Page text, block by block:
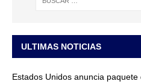
ULTIMAS NOTICIAS
Estados Unidos anuncia